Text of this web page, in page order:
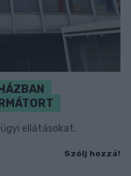
ellátásokat.
Szólj hozzá!